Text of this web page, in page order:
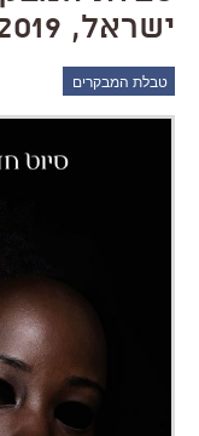
ישראל, 22.3.2019
טבלת המבקרים